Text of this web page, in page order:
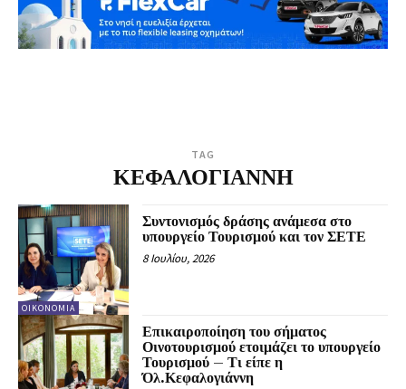
TAG
ΚΕΦΑΛΟΓΙΑΝΝΗ
ΟΙΚΟΝΟΜΊΑ
Συντονισμός δράσης ανάμεσα στο
υπουργείο Τουρισμού και τον ΣΕΤΕ
8 Ιουλίου, 2026
Επικαιροποίηση του σήματος
Οινοτουρισμού ετοιμάζει το υπουργείο
Τουρισμού – Τι είπε η
Όλ.Κεφαλογιάννη